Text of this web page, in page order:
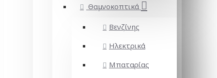
Θαμνοκοπτικά
Βενζίνης
Ηλεκτρικά
Μπαταρίας